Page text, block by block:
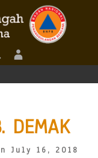
DEMAK
July 16, 2018